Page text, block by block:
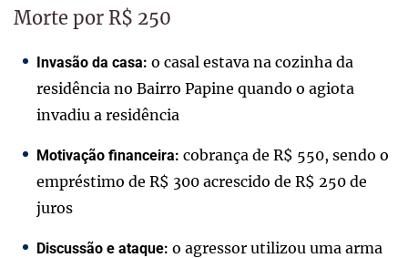
Morte por R$ 250
Invasão da casa: o casal estava na cozinha da
residência no Bairro Papine quando o agiota
invadiu a residência
Motivação financeira: cobrança de R$ 550, sendo o
empréstimo de R$ 300 acrescido de R$ 250 de
juros
Discussão e ataque: o agressor utilizou uma arma